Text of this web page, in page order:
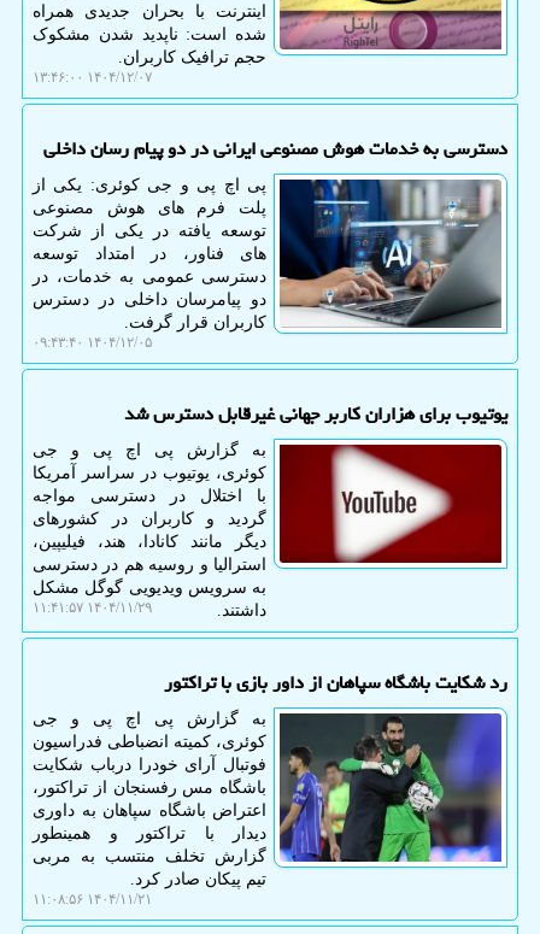
اینترنت با بحران جدیدی همراه
شده است: ناپدید شدن مشکوک
حجم ترافیک کاربران.
۱۴۰۴/۱۲/۰۷ ۱۳:۴۶:۰۰
دسترسی به خدمات هوش مصنوعی ایرانی در دو پیام رسان داخلی
پی اچ پی و جی کوئری: یکی از
پلت فرم های هوش مصنوعی
توسعه یافته در یکی از شرکت
های فناور، در امتداد توسعه
دسترسی عمومی به خدمات، در
دو پیامرسان داخلی در دسترس
کاربران قرار گرفت.
۱۴۰۴/۱۲/۰۵ ۰۹:۴۳:۴۰
یوتیوب برای هزاران کاربر جهانی غیرقابل دسترس شد
به گزارش پی اچ پی و جی
کوئری، یوتیوب در سراسر آمریکا
با اختلال در دسترسی مواجه
گردید و کاربران در کشورهای
دیگر مانند کانادا، هند، فیلیپین،
استرالیا و روسیه هم در دسترسی
به سرویس ویدیویی گوگل مشکل
داشتند.
۱۴۰۴/۱۱/۲۹ ۱۱:۴۱:۵۷
رد شکایت باشگاه سپاهان از داور بازی با تراکتور
به گزارش پی اچ پی و جی
کوئری، کمیته انضباطی فدراسیون
فوتبال آرای خودرا درباب شکایت
باشگاه مس رفسنجان از تراکتور،
اعتراض باشگاه سپاهان به داوری
دیدار با تراکتور و همینطور
گزارش تخلف منتسب به مربی
تیم پیکان صادر کرد.
۱۴۰۴/۱۱/۲۱ ۱۱:۰۸:۵۶